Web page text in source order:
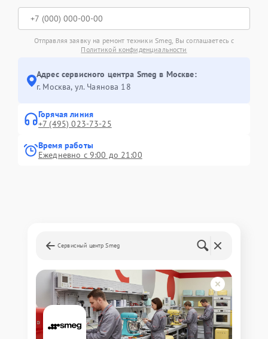
Отправляя заявку на ремонт техники Smeg, Вы соглашаетесь с
Политикой конфиденциальности
Адрес сервисного центра Smeg в Москве:
г. Москва, ул. Чаянова 18
Горячая линия
+7 (495) 023-73-25
Время работы
Ежедневно с 9:00 до 21:00
Сервисный центр Smeg